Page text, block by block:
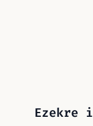
Ezekre